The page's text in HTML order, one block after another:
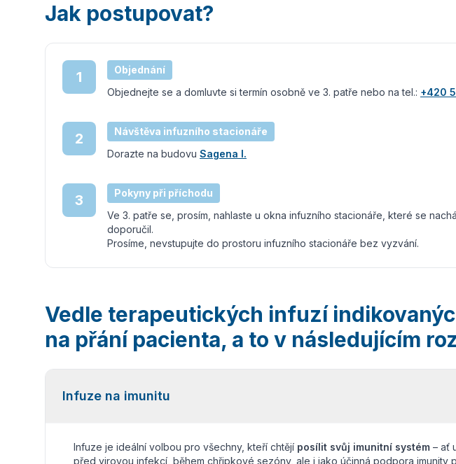
Jak postupovat?
1
Objednání
Objednejte se a domluvte si termín osobně ve 3. patře nebo na tel.: +420
2
Návštěva infuzního stacionáře
Dorazte na budovu Sagena I.
3
Pokyny při příchodu
Ve 3. patře se, prosím, nahlaste u okna infuzního stacionáře, které se
doporučil.
Prosíme, nevstupujte do prostoru infuzního stacionáře bez vyzvání.
Vedle terapeutických infuzí
na přání pacienta, a to v následujícím
Infuze na imunitu
Infuze je ideální volbou pro všechny, kteří chtějí posílit svůj imunitní systém – ať
před virovou infekcí, během chřipkové sezóny, ale i jako účinná podpora imunity